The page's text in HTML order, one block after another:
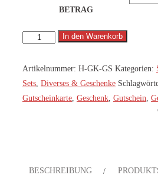
BETRAG
GutscheinkarteIn den Warenkorb
Artikelnummer: H-GK-GS Kategorien:
Sets, Diverses & Geschenke
Gutscheinkarte, Geschenk, Gutschein,
BESCHREIBUNG